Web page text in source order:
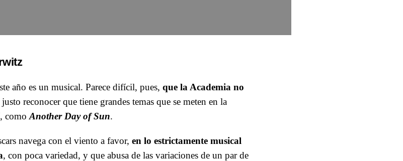
año es un musical. Parece difícil, pues, que la Academia no
justo reconocer que tiene grandes temas que se meten en la
como Another Day of Sun.
navega con el viento a favor, en lo estrictamente musical
, con poca variedad, y que abusa de las variaciones de un par de